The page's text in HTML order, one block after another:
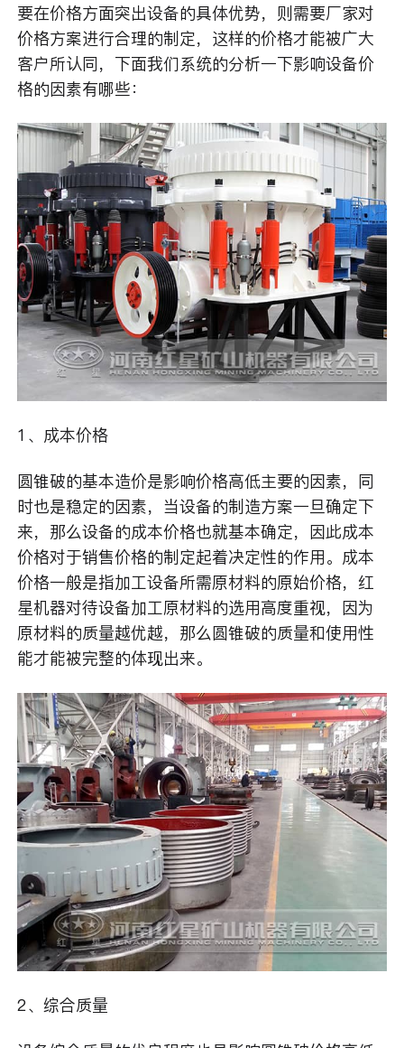
要在价格方面突出设备的具体优势，则需要厂家对
价格方案进行合理的制定，这样的价格才能被广大
客户所认同，下面我们系统的分析一下影响设备价
格的因素有哪些：
1、成本价格
圆锥破的基本造价是影响价格高低主要的因素，同
时也是稳定的因素，当设备的制造方案一旦确定下
来，那么设备的成本价格也就基本确定，因此成本
价格对于销售价格的制定起着决定性的作用。成本
价格一般是指加工设备所需原材料的原始价格，红
星机器对待设备加工原材料的选用高度重视，因为
原材料的质量越优越，那么圆锥破的质量和使用性
能才能被完整的体现出来。
2、综合质量